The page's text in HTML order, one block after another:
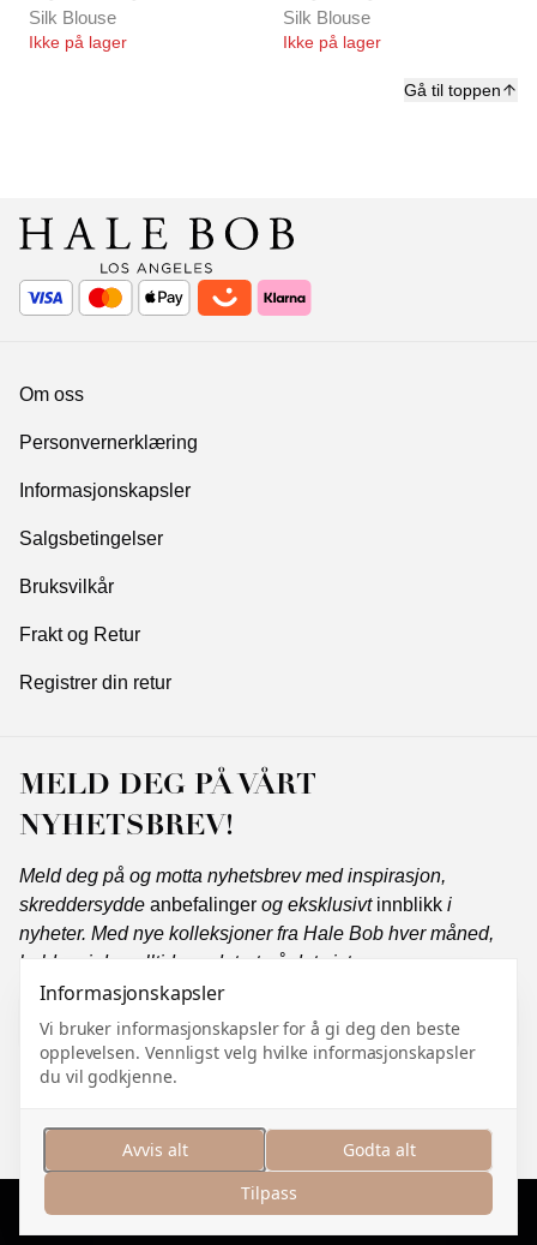
Gå til toppen
Silk Blouse
Ikke på lager
Silk Blouse
Ikke på lager
Om oss
Personvernerklæring
Informasjonskapsler
Salgsbetingelser
Bruksvilkår
Frakt og Retur
Registrer din retur
MELD DEG PÅ VÅRT
NYHETSBREV!
Meld deg på og motta nyhetsbrev med inspirasjon,
skreddersydde anbefalinger og eksklusivt innblikk i
nyheter. Med nye kolleksjoner fra Hale Bob hver måned,
holder vi deg alltid oppdatert på det siste.
Abonner
og jeg godtarpersonvernerklæringen.
Administrer informasjonskapsler
Informasjonskapsler
Vi bruker informasjonskapsler for å gi deg den beste
opplevelsen. Vennligst velg hvilke informasjonskapsler
du vil godkjenne.
Avvis alt
Godta alt
Tilpass